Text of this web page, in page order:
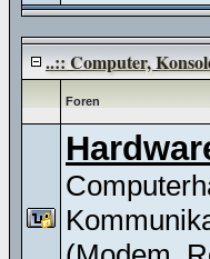
..:: Computer,
Foren